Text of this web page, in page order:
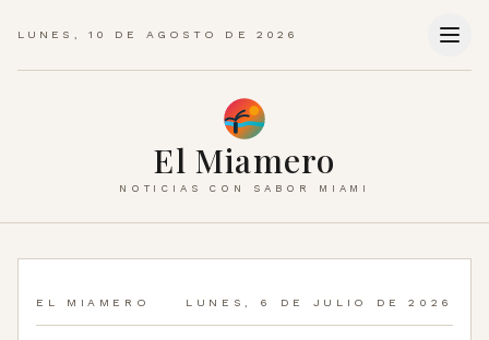
LUNES, 10 DE AGOSTO DE 2026
El Miamero
NOTICIAS CON SABOR MIAMI
EL MIAMERO LUNES, 6 DE JULIO DE 2026